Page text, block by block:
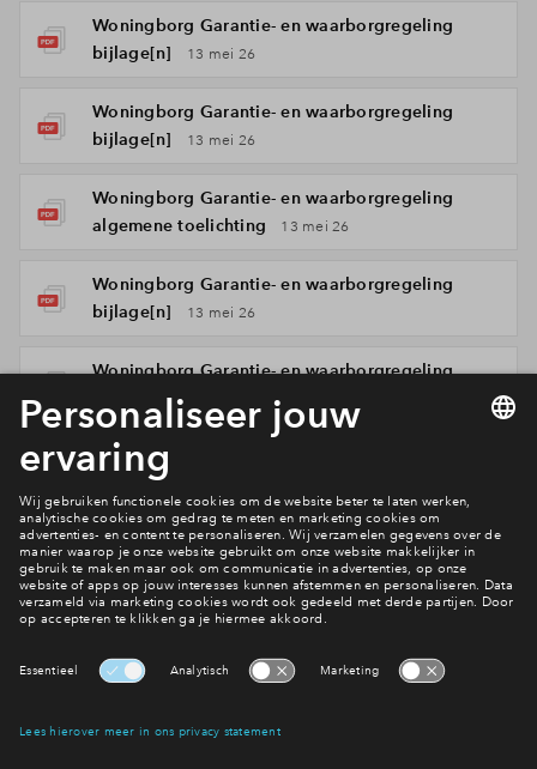
Woningborg Garantie- en waarborgregeling
bijlage[n]
13 mei 26
Woningborg Garantie- en waarborgregeling
bijlage[n]
13 mei 26
Woningborg Garantie- en waarborgregeling
algemene toelichting
13 mei 26
Woningborg Garantie- en waarborgregeling
bijlage[n]
13 mei 26
Woningborg Garantie- en waarborgregeling
bijlage[n]
Woningborg Garantie- en waarborgregeling
algemene voorwaarden